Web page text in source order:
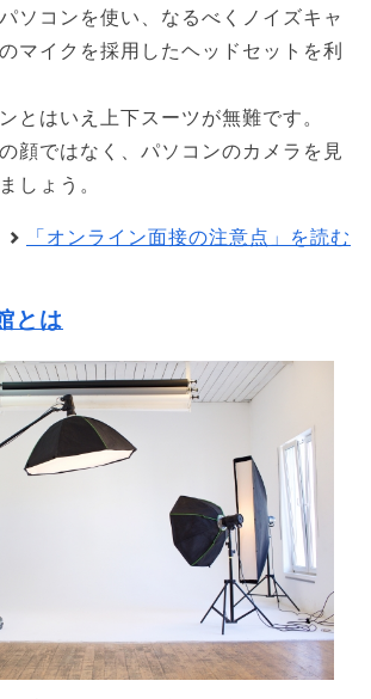
ソコンを使い、なるべくノイズキャ
マイクを採用したヘッドセットを利
とはいえ上下スーツが無難です。
顔ではなく、パソコンのカメラを見
しょう。
「オンライン面接の注意点」を読む
とは